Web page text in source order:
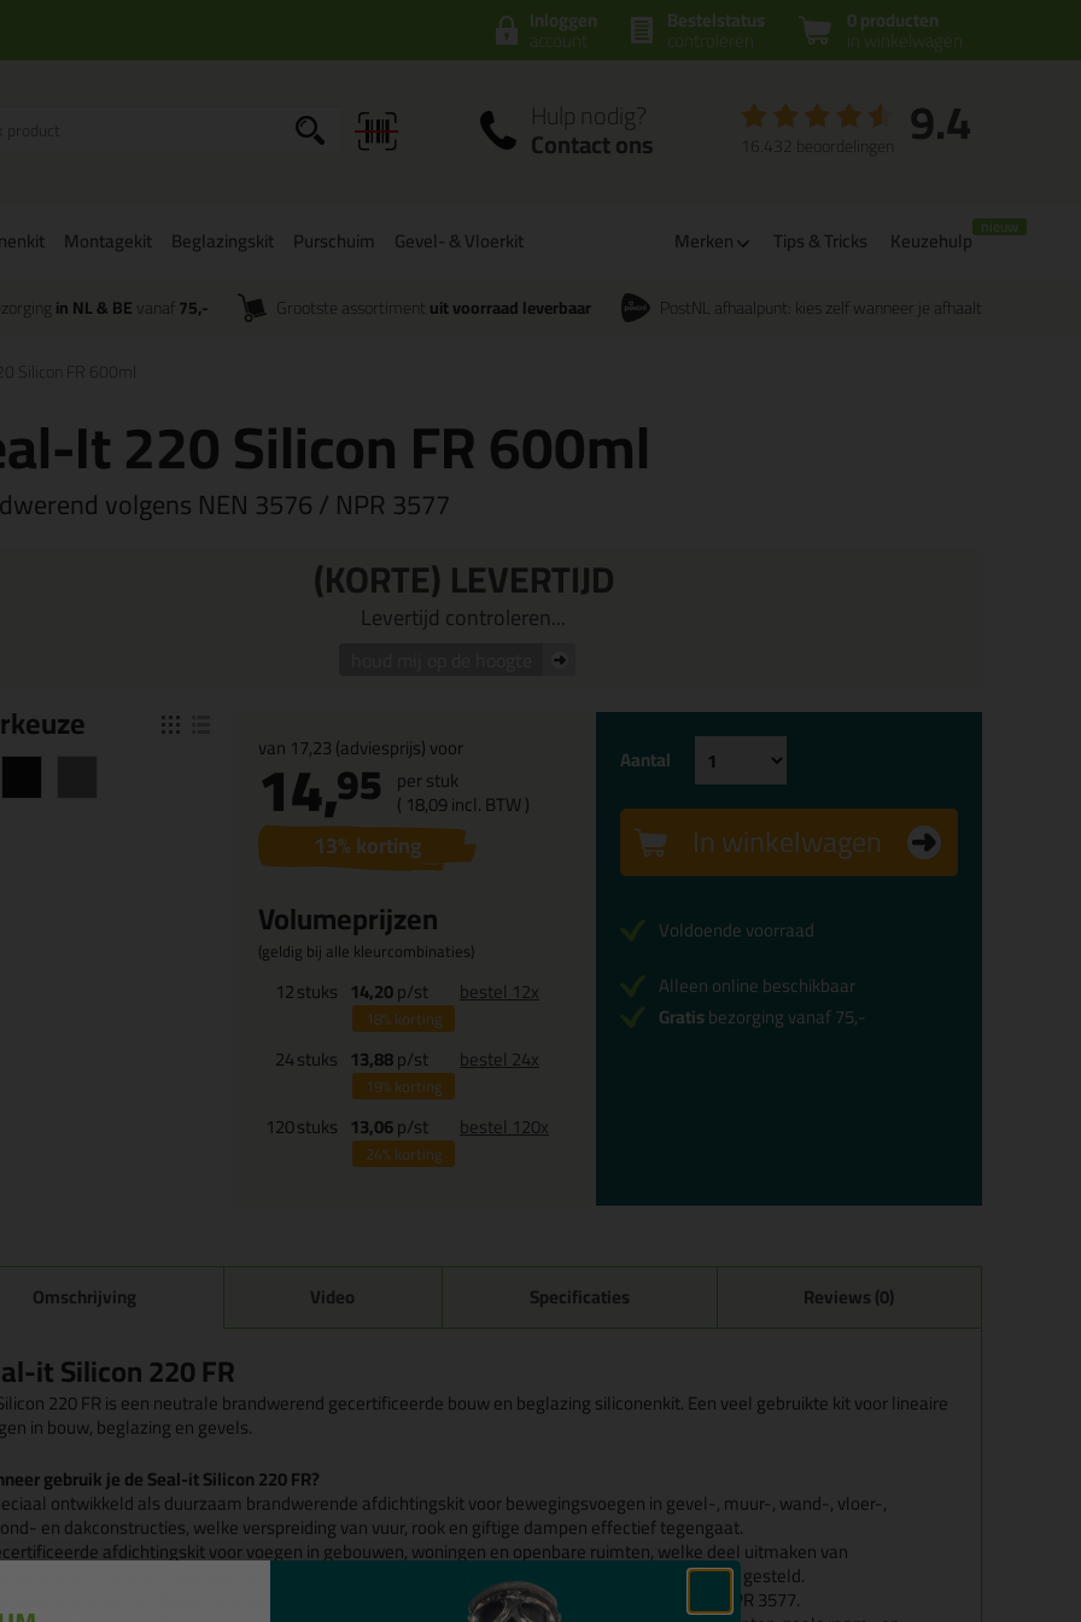
0 producten
in winkelwagen
Bestelstatus
controleren
Inloggen
account
Hulp nodig?
Contact ons 9.4
16.432 beoordelingen
Montagekit Beglazingskit Purschuim Gevel- & Vloerkit Merken Tips & Tricks Keuzehulp
in NL & BEvanaf 75,- Grootste assortiment uit voorraad leverbaar PostNL afhaalpunt: kies zelf wanneer je afhaalt
Silicon FR 600ml
It 220 Silicon FR 600ml
volgens NEN 3576 / NPR 3577
(KORTE) LEVERTIJD
Levertijd controleren...
keuze van 17,23(adviesprijs) voor
14,95 per stuk
( 18,09incl. BTW )
13% korting
Volumeprijzen
(geldig bij alle kleurcombinaties)
12stuks 14,20p/st
18%korting
bestel 12x
24stuks 13,88p/st
19%korting
bestel 24x
120stuks 13,06p/st
24%korting
bestel 120x
Aantal
In winkelwagen
Voldoende voorraad
Alleen online beschikbaar
Gratisbezorging vanaf 75,-
Omschrijving Video Specificaties Reviews (0)
it Silicon 220 FR
220 FR is een neutrale brandwerend gecertificeerde bouw en beglazing siliconenkit. Een veel gebruikte kit voor lineaire
in bouw, beglazing en gevels.
gebruik je de Seal-it Silicon 220 FR?
ontwikkeld als duurzaam brandwerende afdichtingskit voor bewegingsvoegen in gevel-, muur-, wand-, vloer-,
en dakconstructies, welke verspreiding van vuur, rook en giftige dampen effectief tegengaat.
afdichtingskit voor voegen in gebouwen, woningen en openbare ruimten, welke deel uitmaken van
/ brandvertragende constructies / systemen, waaraan hoge brandveiligheidseisen zijn gesteld.
top- en hielafdichting in beglazingssystemen van gebouwen, volgens NEN 3576 / NPR 3577.